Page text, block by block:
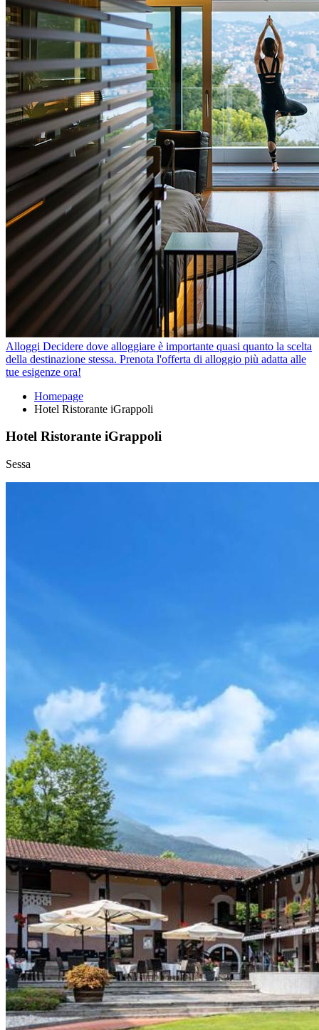
Alloggi Decidere dove alloggiare è importante quasi quanto la scelta
della destinazione stessa. Prenota l'offerta di alloggio più adatta alle
tue esigenze ora!
Homepage
Hotel Ristorante iGrappoli
Hotel Ristorante iGrappoli
Sessa